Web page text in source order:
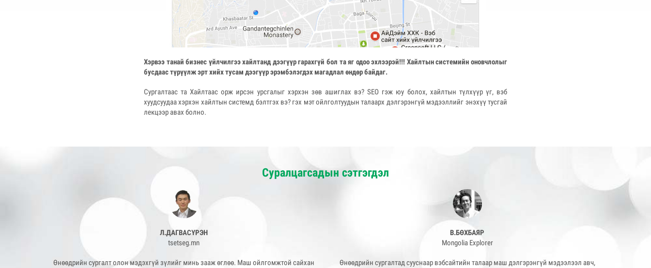
Хэрвээ танай бизнес үйлчилгээ хайлтанд дээгүүр гарахгүй бол та яг одоо эхлээрэй!!! Хайлтын системийн оновчлолыг
бусдаас түрүүлж эрт хийх тусам дээгүүр эрэмбэлэгдэх магадлал өндөр байдаг.
Сургалтаас та Хайлтаас орж ирсэн урсгалыг хэрхэн зөв ашиглах вэ? SEO гэж юу болох, хайлтын түлхүүр үг, вэб
хуудсуудаа хэрхэн хайлтын системд бэлтгэх вэ? гэх мэт ойлголтуудын талаарх дэлгэрэнгүй мэдээллийг энэхүү тусгай
лекцээр авах болно.
Суралцагсадын сэтгэгдэл
Л.ДАГВАСҮРЭН
tsetseg.mn
Өнөөдрийн сургалт олон мэдэхгүй зүлийг минь зааж өглөө. Маш ойлгомжтой сайхан
В.БӨХБАЯР
Mongolia Explorer
Өнөөдрийн сургалтад сууснаар вэбсайтийн талаар маш дэлгэрэнгүй мэдээлээл авч,